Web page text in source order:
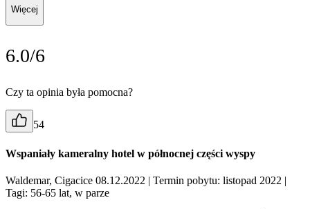
Więcej
6.0/6
Czy ta opinia była pomocna?
54
Wspaniały kameralny hotel w północnej części wyspy
Waldemar, Cigacice 08.12.2022 | Termin pobytu: listopad 2022 |
Tagi: 56-65 lat, w parze